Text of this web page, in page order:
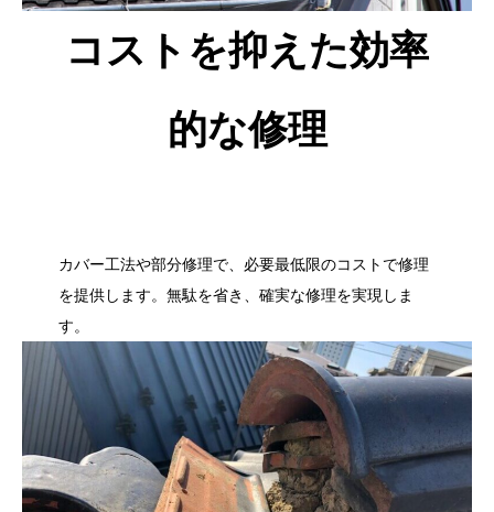
コストを抑えた効率
的な修理
カバー工法や部分修理で、必要最低限のコストで修理
を提供します。無駄を省き、確実な修理を実現しま
す。